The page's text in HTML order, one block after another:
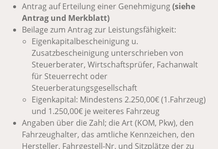
Antrag auf Erteilung einer Genehmigung(siehe
Antrag und Merkblatt)
Beilage zum Antrag zur Leistungsfähigkeit:
Eigenkapitalbescheinigung u.
Zusatzbescheinigung unterschrieben von
Steuerberater, Wirtschaftsprüfer, Fachanwalt
für Steuerrecht oder
Steuerberatungsgesellschaft
Eigenkapital: Mindestens 2.250,00€ (1.Fahrzeug)
und 1.250,00€ je weiteres Fahrzeug
Angaben über die Zahl; die Art (KOM, Pkw), den
Fahrzeughalter, das amtliche Kennzeichen, den
Hersteller, Fahrgestell-Nr. und Sitzplätze der zu